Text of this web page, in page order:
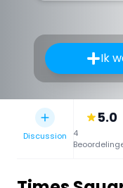
Ik
Discussion
5.0
4